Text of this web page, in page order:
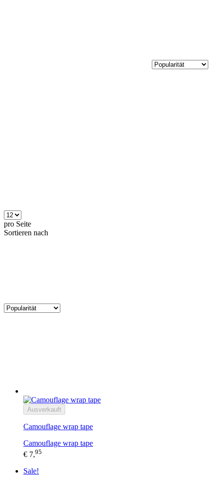
pro Seite
Sortieren nach
Ausverkauft
Camouflage wrap tape
Camouflage wrap tape
€ 7,95
Sale!